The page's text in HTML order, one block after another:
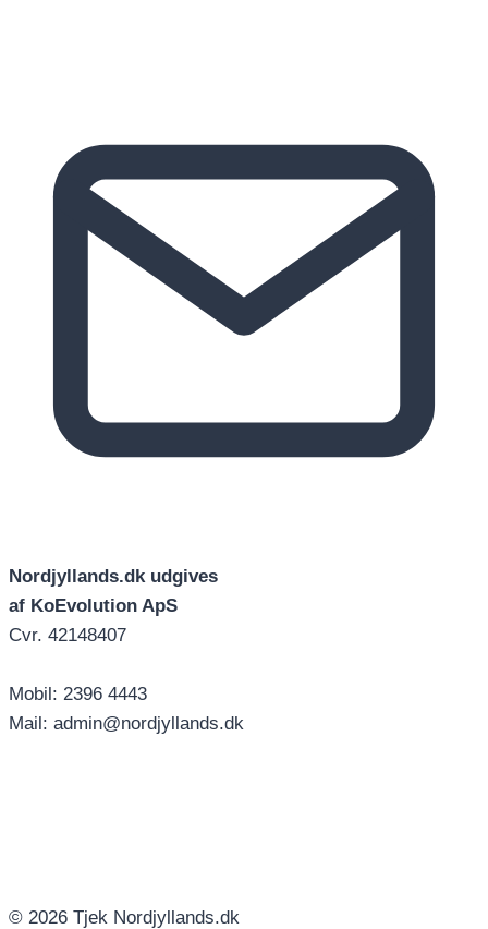
Nordjyllands.dk udgives
af KoEvolution ApS
Cvr. 42148407
Mobil: 2396 4443
Mail: admin@nordjyllands.dk
© 2026 Tjek Nordjyllands.dk